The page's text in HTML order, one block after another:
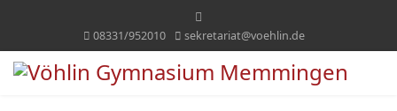
08331/952010 sekretariat@voehlin.de